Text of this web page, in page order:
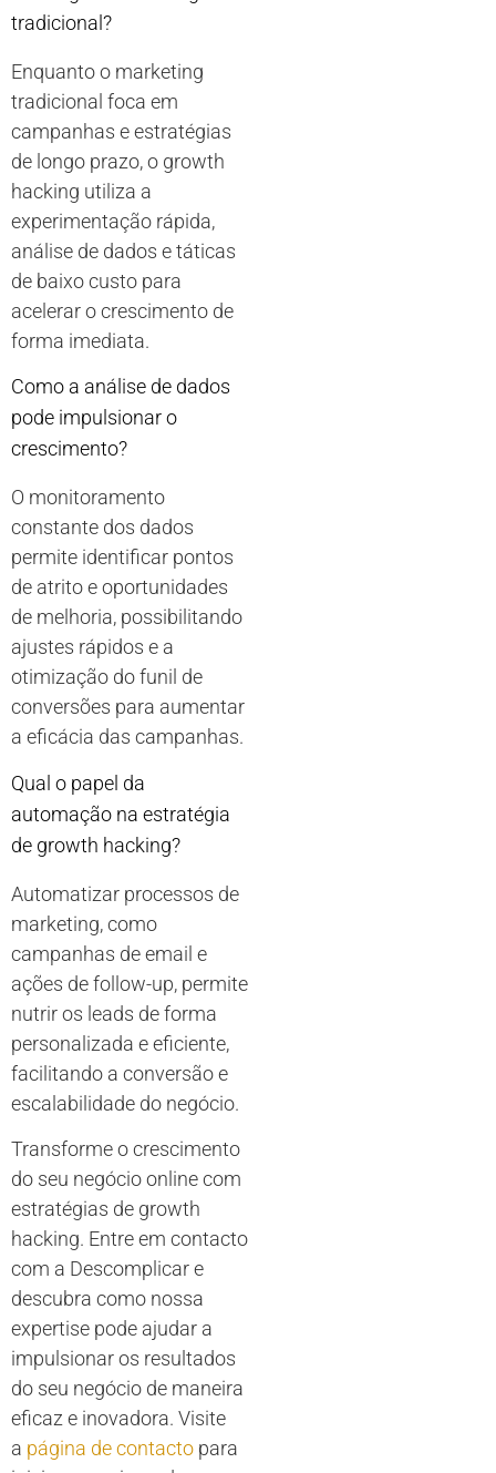
tradicional?
Enquanto o marketing
tradicional foca em
campanhas e estratégias
de longo prazo, o growth
hacking utiliza a
experimentação rápida,
análise de dados e táticas
de baixo custo para
acelerar o crescimento de
forma imediata.
Como a análise de dados
pode impulsionar o
crescimento?
O monitoramento
constante dos dados
permite identificar pontos
de atrito e oportunidades
de melhoria, possibilitando
ajustes rápidos e a
otimização do funil de
conversões para aumentar
a eficácia das campanhas.
Qual o papel da
automação na estratégia
de growth hacking?
Automatizar processos de
marketing, como
campanhas de email e
ações de follow-up, permite
nutrir os leads de forma
personalizada e eficiente,
facilitando a conversão e
escalabilidade do negócio.
Transforme o crescimento
do seu negócio online com
estratégias de growth
hacking. Entre em contacto
com a Descomplicar e
descubra como nossa
expertise pode ajudar a
impulsionar os resultados
do seu negócio de maneira
eficaz e inovadora. Visite
a página de contacto para